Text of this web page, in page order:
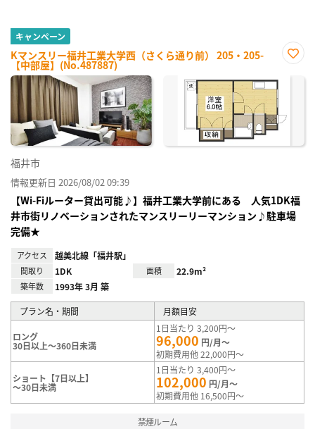
キャンペーン
Kマンスリー福井工業大学西（さくら通り前） 205・205-
【中部屋】(No.487887)
に入
福井市
情報更新日 2026/08/02 09:39
【Wi-Fiルーター貸出可能♪】福井工業大学前にある 人気1DK福
井市街リノベーションされたマンスリーリーマンション♪駐車場
完備★
アクセス 越美北線「福井駅」
間取り 1DK 面積 22.9m²
築年数 1993年 3月 築
プラン名・期間 月額目安
ロング
30日以上～360日未満
1日当たり 3,200円～
96,000 円/月～
初期費用他 22,000円～
ショート【7日以上】
～30日未満
1日当たり 3,400円～
102,000 円/月～
初期費用他 16,500円～
禁煙ルーム